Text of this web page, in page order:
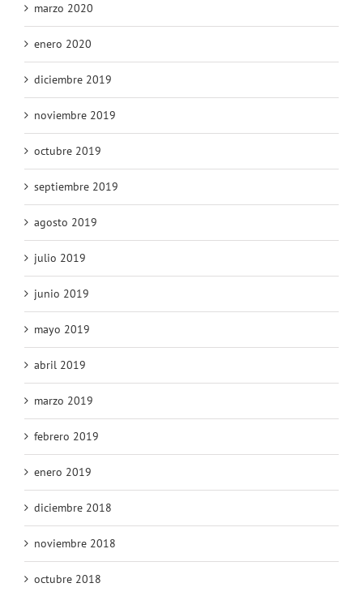
marzo 2020
enero 2020
diciembre 2019
noviembre 2019
octubre 2019
septiembre 2019
agosto 2019
julio 2019
junio 2019
mayo 2019
abril 2019
marzo 2019
febrero 2019
enero 2019
diciembre 2018
noviembre 2018
octubre 2018